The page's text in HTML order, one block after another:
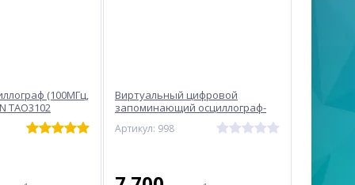
(100МГц,
TAO3102
Виртуальный цифровой
запоминающий осциллограф-
приставка OWON VDS 1022I
Артикул: 998